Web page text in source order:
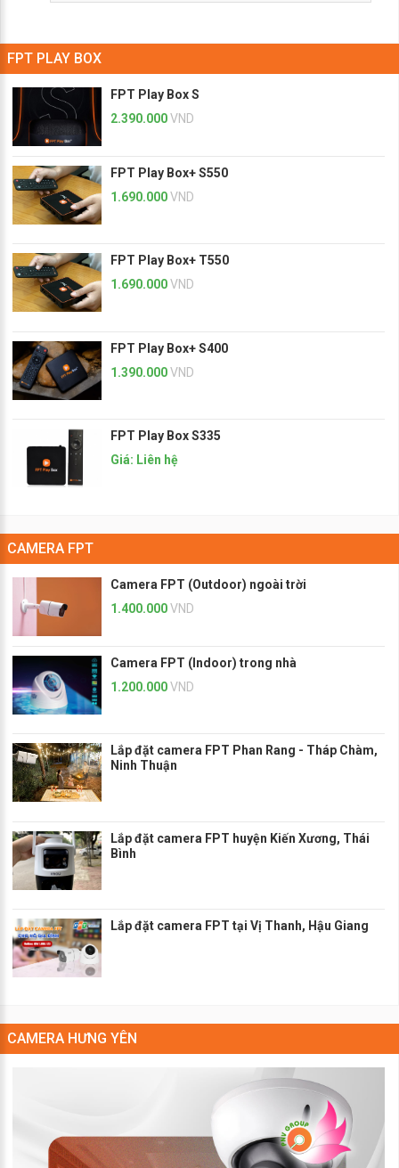
FPT PLAY BOX
FPT Play Box S
2.390.000VND
FPT Play Box+ S550
1.690.000VND
FPT Play Box+ T550
1.690.000VND
FPT Play Box+ S400
1.390.000VND
FPT Play Box S335
Giá: Liên hệ
CAMERA FPT
Camera FPT (Outdoor) ngoài trời
1.400.000VND
Camera FPT (Indoor) trong nhà
1.200.000VND
Lắp đặt camera FPT Phan Rang - Tháp Chàm,
Ninh Thuận
Lắp đặt camera FPT huyện Kiến Xương, Thái
Bình
Lắp đặt camera FPT tại Vị Thanh, Hậu Giang
CAMERA HƯNG YÊN